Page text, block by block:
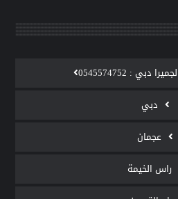
: 0545574752
دبي
عجمان
راس الخيمة